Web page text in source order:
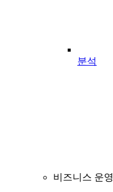
분석
비즈니스 운영